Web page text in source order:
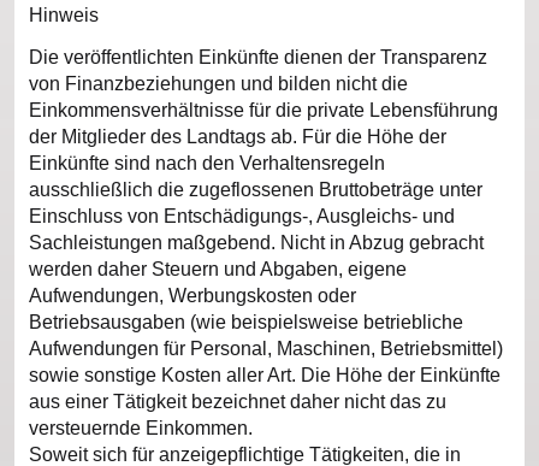
Hinweis
Die veröffentlichten Einkünfte dienen der Transparenz
von Finanzbeziehungen und bilden nicht die
Einkommensverhältnisse für die private Lebensführung
der Mitglieder des Landtags ab. Für die Höhe der
Einkünfte sind nach den Verhaltensregeln
ausschließlich die zugeflossenen Bruttobeträge unter
Einschluss von Entschädigungs-, Ausgleichs- und
Sachleistungen maßgebend. Nicht in Abzug gebracht
werden daher Steuern und Abgaben, eigene
Aufwendungen, Werbungskosten oder
Betriebsausgaben (wie beispielsweise betriebliche
Aufwendungen für Personal, Maschinen, Betriebsmittel)
sowie sonstige Kosten aller Art. Die Höhe der Einkünfte
aus einer Tätigkeit bezeichnet daher nicht das zu
versteuernde Einkommen.
Soweit sich für anzeigepflichtige Tätigkeiten, die in